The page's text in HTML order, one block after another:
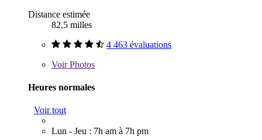
Distance estimée
82,5 milles
4 463 évaluations
VoirPhotos
Heures normales
Voir tout
Lun - Jeu : 7h am à 7h pm